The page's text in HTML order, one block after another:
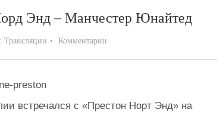
Энд – Манчестер Юнайтед
Трансляции Комментарии
встречался с «Престон Норт Энд» на